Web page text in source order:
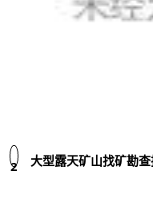
2 大型露天矿山找矿勘